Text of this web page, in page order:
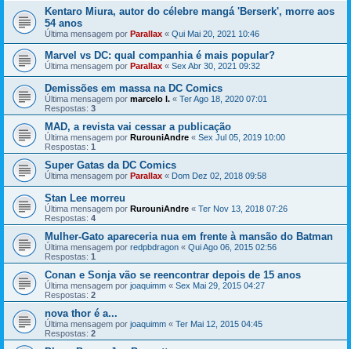
Kentaro Miura, autor do célebre mangá 'Berserk', morre aos
54 anos
Última mensagem por Parallax « Qui Mai 20, 2021 10:46
Marvel vs DC: qual companhia é mais popular?
Última mensagem por Parallax « Sex Abr 30, 2021 09:32
Demissões em massa na DC Comics
Última mensagem por marcelo l. « Ter Ago 18, 2020 07:01
Respostas: 3
MAD, a revista vai cessar a publicação
Última mensagem por RurouniAndre « Sex Jul 05, 2019 10:00
Respostas: 1
Super Gatas da DC Comics
Última mensagem por Parallax « Dom Dez 02, 2018 09:58
Stan Lee morreu
Última mensagem por RurouniAndre « Ter Nov 13, 2018 07:26
Respostas: 4
Mulher-Gato apareceria nua em frente à mansão do Batman
Última mensagem por redpbdragon « Qui Ago 06, 2015 02:56
Respostas: 1
Conan e Sonja vão se reencontrar depois de 15 anos
Última mensagem por joaquimm « Sex Mai 29, 2015 04:27
Respostas: 2
nova thor é a...
Última mensagem por joaquimm « Ter Mai 12, 2015 04:45
Respostas: 2